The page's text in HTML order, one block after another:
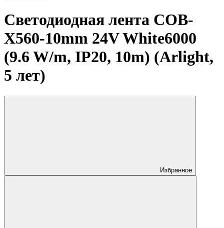
Светодиодная лента COB-
X560-10mm 24V White6000
(9.6 W/m, IP20, 10m) (Arlight,
5 лет)
Избранное